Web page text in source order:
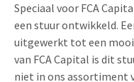
Speciaal voor FCA
een stuur ontwikkeld.
uitgewerkt tot een mooi
van FCA Capital is dit
niet in ons assortiment